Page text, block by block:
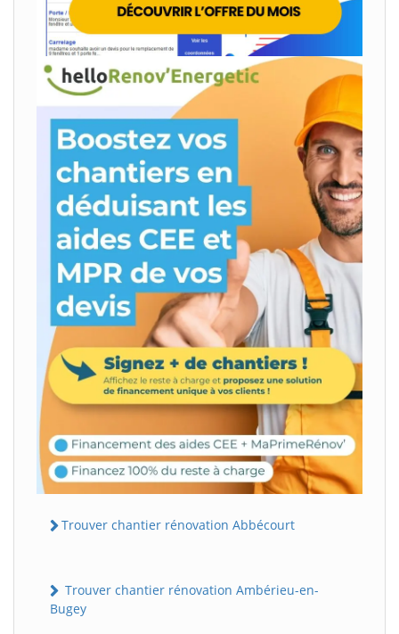
Trouver chantier rénovation Abbécourt
Trouver chantier rénovation Ambérieu-en-
Bugey